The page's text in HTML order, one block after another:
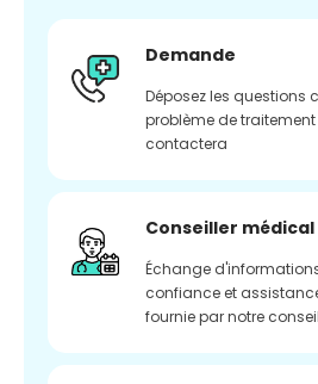
Demande
Déposez les questions
problème de
contactera
Conseiller médical
Échange
confiance et
fournie par notre